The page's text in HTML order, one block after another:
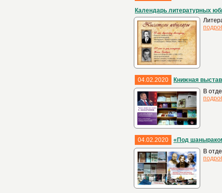
Календарь литературных
04.02.2020
Книжная
В
04.02.2020
«Под
В